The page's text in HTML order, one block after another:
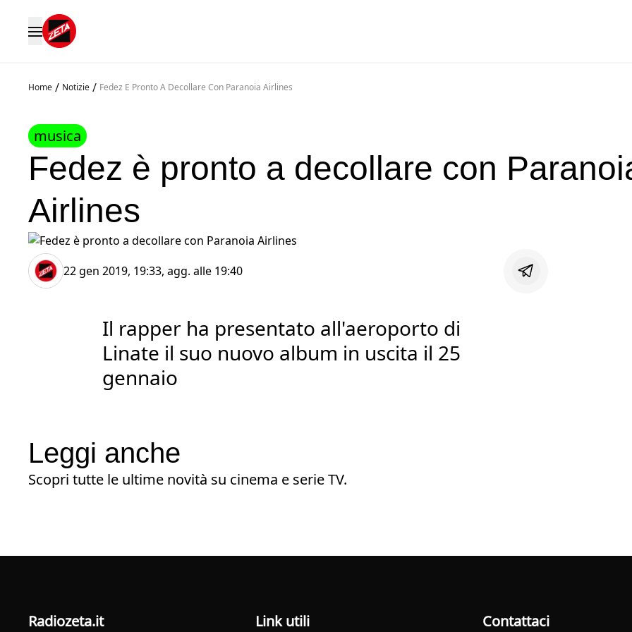
Home / Notizie / Fedez E Pronto A Decollare Con Paranoia Airlines
musica
Fedez è pronto a decollare con
Airlines
22 gen 2019, 19:33, agg. alle 19:40
Il rapper ha presentato all'aeroporto di
Linate il suo nuovo album in uscita il 25
gennaio
Leggi anche
Scopri tutte le ultime novità su cinema e serie TV.
radiozeta.it Link utili Contattaci